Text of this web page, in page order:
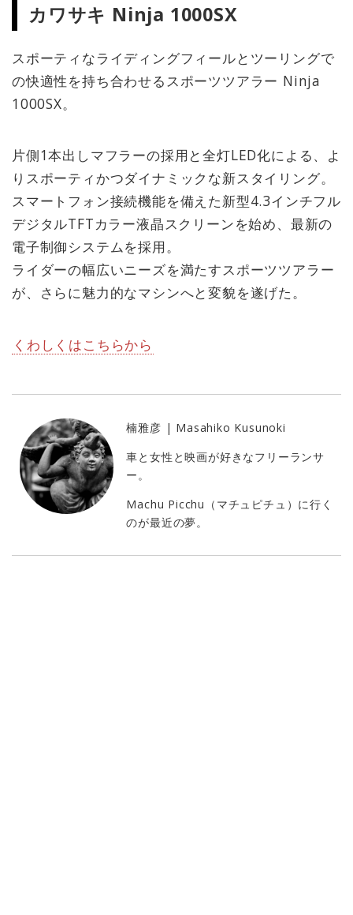
カワサキ Ninja 1000SX
スポーティなライディングフィールとツーリングで
の快適性を持ち合わせるスポーツツアラー Ninja
1000SX。
片側1本出しマフラーの採用と全灯LED化による、よ
りスポーティかつダイナミックな新スタイリング。
スマートフォン接続機能を備えた新型4.3インチフル
デジタルTFTカラー液晶スクリーンを始め、最新の
電子制御システムを採用。
ライダーの幅広いニーズを満たすスポーツツアラー
が、さらに魅力的なマシンへと変貌を遂げた。
くわしくはこちらから
楠雅彦 | Masahiko Kusunoki
車と女性と映画が好きなフリーランサ
ー。
Machu Picchu（マチュピチュ）に行く
のが最近の夢。